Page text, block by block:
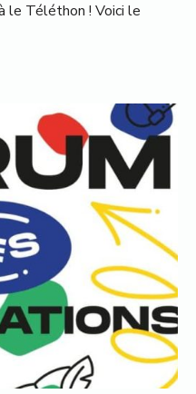
le Téléthon ! Voici le